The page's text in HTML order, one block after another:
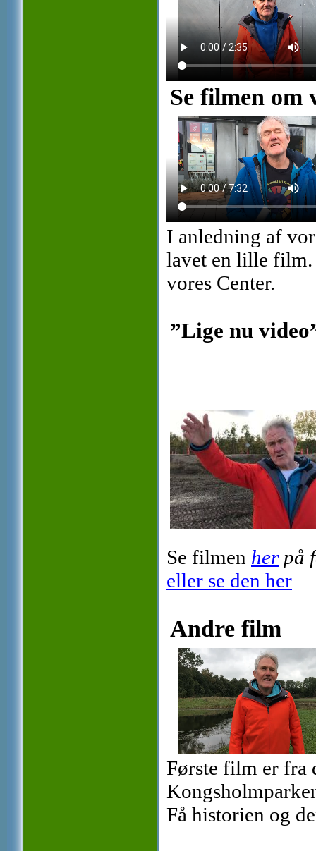
Se filmen om
I anledning af
lavet en lille film.
vores Center.
”Lige nu
Se filmen herpå
eller se den her
Andre film
Første film er fra
Få historien og